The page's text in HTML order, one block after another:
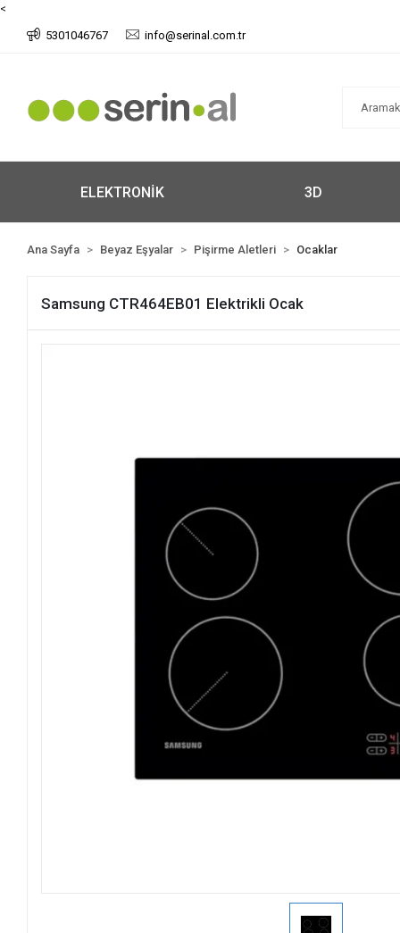
<
5301046767
info@serinal.com.tr
ELEKTRONİK 3D
Ana Sayfa Beyaz Eşyalar Pişirme Aletleri Ocaklar
Samsung CTR464EB01 Elektrikli Ocak